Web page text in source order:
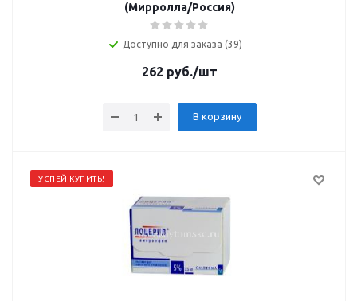
(Мирролла/Россия)
Доступно для заказа (39)
262 руб./шт
В корзину
УСПЕЙ КУПИТЬ!